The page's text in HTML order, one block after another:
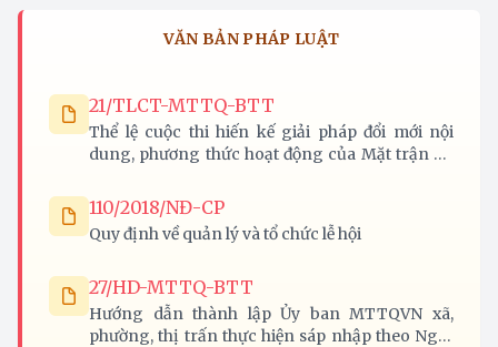
VĂN BẢN PHÁP LUẬT
21/TLCT-MTTQ-BTT
Thể lệ cuộc thi hiến kế giải pháp đổi mới nội
dung, phương thức hoạt động của Mặt trận Tổ
An
110/2018/NĐ-CP
Quy định về quản lý và tổ chức lễ hội
27/HD-MTTQ-BTT
Hướng dẫn thành lập Ủy ban MTTQVN xã,
phường, thị trấn thực hiện sáp nhập theo Nghị